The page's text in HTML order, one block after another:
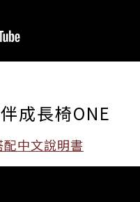
成長椅ONE
中文說明書